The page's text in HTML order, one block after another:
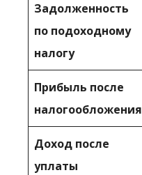
Задолженность
по подоходному
налогу
Прибыль после
налогообложения
Доход после
уплаты